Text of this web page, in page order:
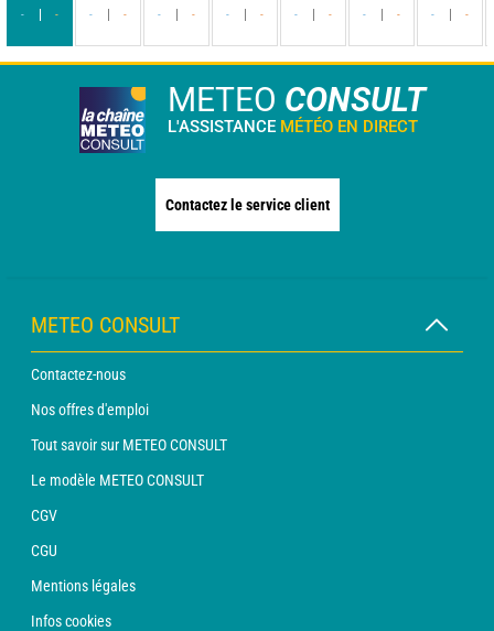
- - - - - - - - - - - - - -
METEO CONSULT
L'ASSISTANCE MÉTÉO EN DIRECT
Contactez le service client
METEO CONSULT
Contactez-nous
Nos offres d'emploi
Tout savoir sur METEO CONSULT
Le modèle METEO CONSULT
CGV
CGU
Mentions légales
Infos cookies